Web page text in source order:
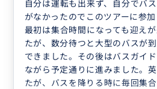
自分は運転も出来ず、自分でバ
がなかったのでこのツアーに参加
最初は集合時間になっても迎え
たが、数分待つと大型のバスが
できました。その後はバスガイ
ながら予定通りに進みました。
たが、バスを降りる時に毎回集